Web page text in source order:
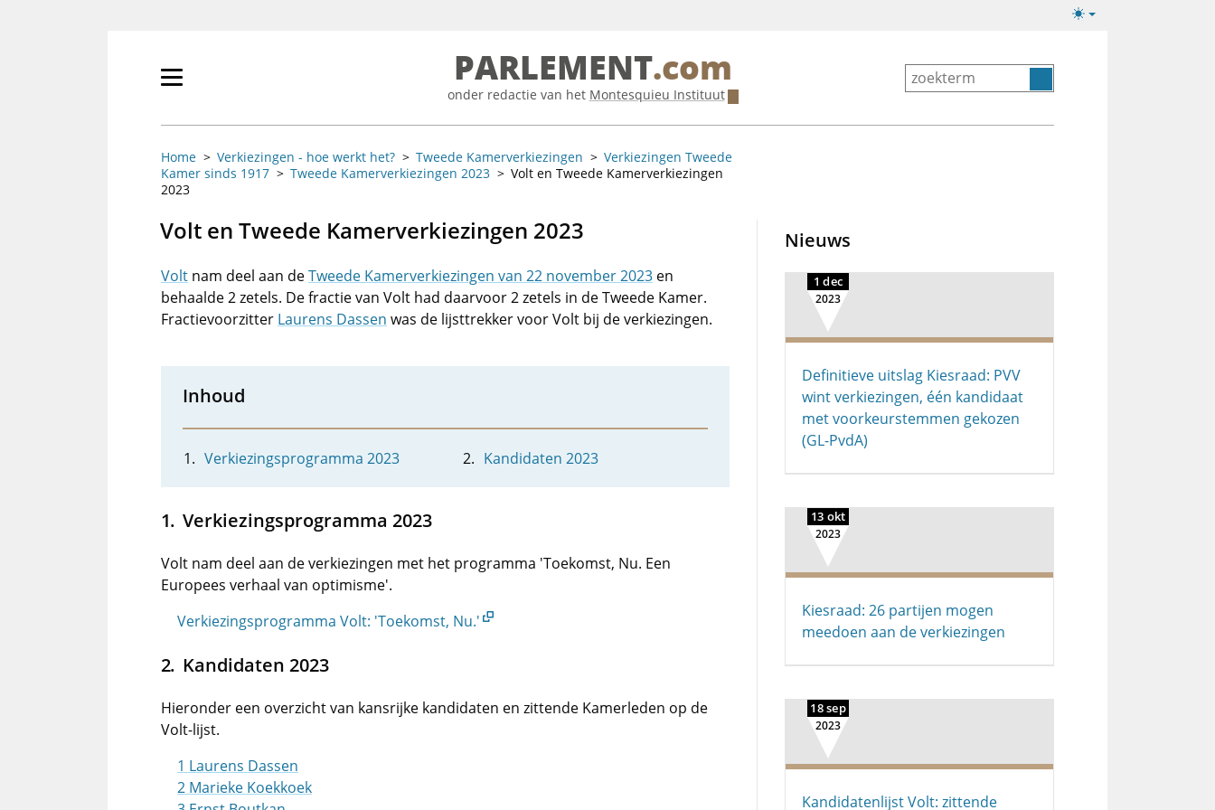
Lichte/donkere
Primair
tonen/verbergen
PARLEMENT.com
onder redactie van het Montesquieu Instituut
Home Verkiezingen - hoe werkt het? Tweede Kamerverkiezingen
Verkiezingen Tweede
Kamer sinds 1917
Tweede Kamerverkiezingen 2023
Volt en Tweede Kamerverkiezingen
2023
Volt en Tweede Kamerverkiezingen 2023
Volt nam deel aan deTweede Kamerverkiezingen van 22 november 2023 en
behaalde 2 zetels. De fractie van Volt had daarvoor 2 zetels in de Tweede Kamer.
Fractievoorzitter Laurens Dassen was de lijsttrekker voor Volt bij de verkiezingen.
Inhoud
Verkiezingsprogramma 2023 Kandidaten 2023
Verkiezingsprogramma 2023
Volt nam deel aan de verkiezingen met het programma 'Toekomst, Nu. Een
Europees verhaal van optimisme'.
Verkiezingsprogramma Volt: 'Toekomst, Nu.'
Kandidaten 2023
Hieronder een overzicht van kansrijke kandidaten en zittende Kamerleden op de
Volt-lijst.
1 Laurens Dassen
2 Marieke Koekkoek
Nieuws
1 dec
2023
Definitieve uitslag Kiesraad: PVV
wint verkiezingen, één kandidaat
met voorkeurstemmen gekozen
(GL-PvdA)
13 okt
2023
Kiesraad: 26 partijen mogen
meedoen aan de verkiezingen
18 sep
2023
Kandidatenlijst Volt: zittende